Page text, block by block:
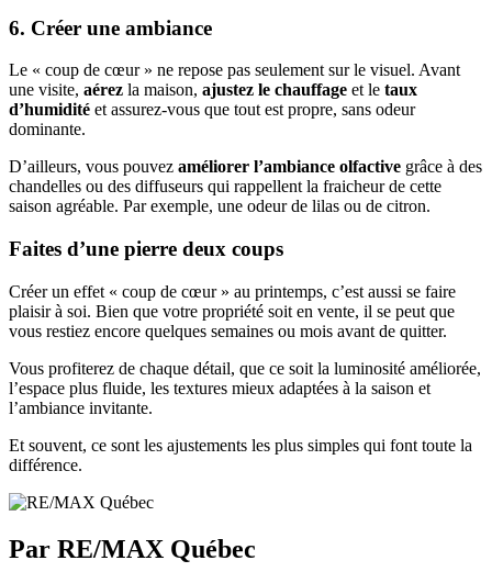
6. Créer une ambiance
Le « coup de cœur » ne repose pas seulement sur le visuel. Avant
une visite, aérez la maison, ajustez le chauffage et le taux
d’humidité et assurez-vous que tout est propre, sans odeur
dominante.
D’ailleurs, vous pouvez améliorer l’ambiance olfactive grâce à des
chandelles ou des diffuseurs qui rappellent la fraicheur de cette
saison agréable. Par exemple, une odeur de lilas ou de citron.
Faites d’une pierre deux coups
Créer un effet « coup de cœur » au printemps, c’est aussi se faire
plaisir à soi. Bien que votre propriété soit en vente, il se peut que
vous restiez encore quelques semaines ou mois avant de quitter.
Vous profiterez de chaque détail, que ce soit la luminosité améliorée,
l’espace plus fluide, les textures mieux adaptées à la saison et
l’ambiance invitante.
Et souvent, ce sont les ajustements les plus simples qui font toute la
différence.
Par RE/MAX Québec